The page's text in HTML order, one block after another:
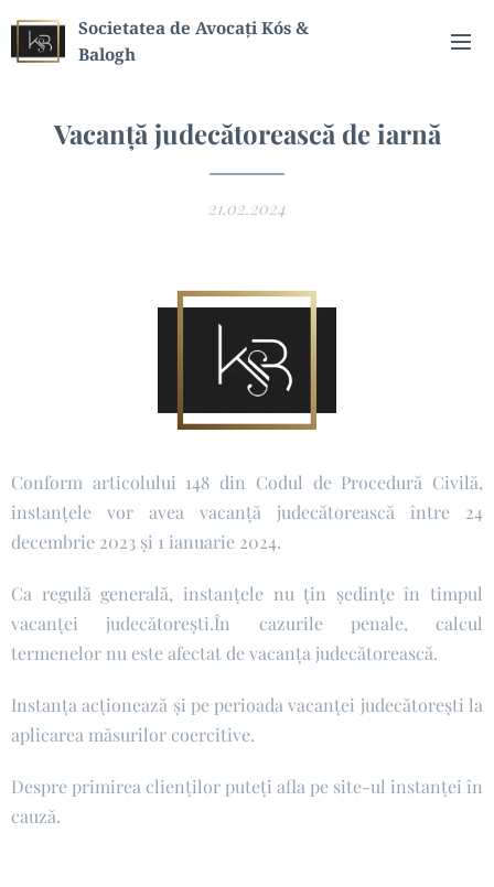
Societatea de Avocați Kós &
Balogh
Vacanță judecătorească de iarnă
21.02.2024
Conform articolului 148 din Codul de Procedură Civilă,
instanțele vor avea vacanță judecătorească între 24
decembrie 2023 și 1 ianuarie 2024.
Ca regulă generală, instanțele nu țin ședințe în timpul
vacanței judecătorești.În cazurile penale, calcul
termenelor nu este afectat de vacanța judecătorească.
Instanța acționează și pe perioada vacanței judecătorești la
aplicarea măsurilor coercitive.
Despre primirea clienților puteți afla pe site-ul instanței în
cauză.